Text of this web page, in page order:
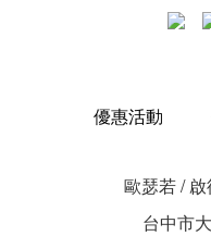
優惠活動
歐瑟若 /
台中市